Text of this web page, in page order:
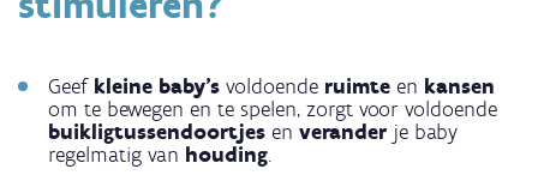
Geef kleine baby’s voldoende ruimte en kansen
om te bewegen en te spelen, zorgt voor voldoende
buikligtussendoortjes en verander je baby
regelmatig van houding.